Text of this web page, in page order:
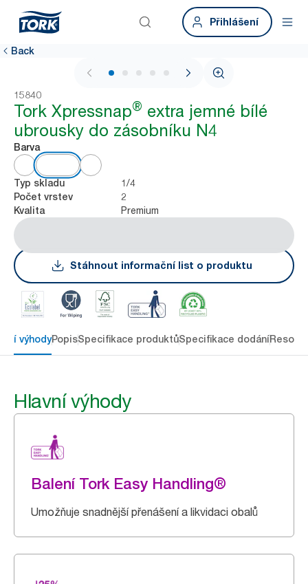
Přihlášení
Back
1 / 7
15840
Tork Xpressnap® extra jemné bílé
ubrousky do zásobníku N4
Barva
Typ skladu 1/4
Počet vrstev 2
Kvalita Premium
Stáhnout informační list o produktu
výhodyPopisSpecifikace produktůSpecifikace dodání
Hlavní výhody
Balení Tork Easy Handling®
Umožňuje snadnější přenášení a likvidaci obalů